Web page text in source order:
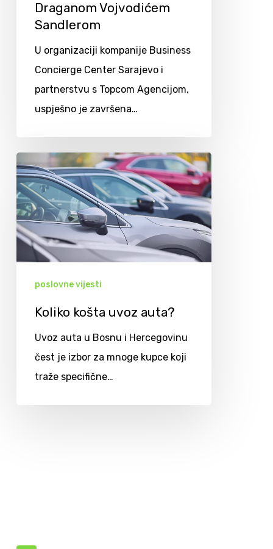
Draganom Vojvodićem
Sandlerom
U organizaciji kompanije Business
Concierge Center Sarajevo i
partnerstvu s Topcom Agencijom,
uspješno je završena…
poslovne vijesti
Koliko košta uvoz auta?
Uvoz auta u Bosnu i Hercegovinu
čest je izbor za mnoge kupce koji
traže specifične…